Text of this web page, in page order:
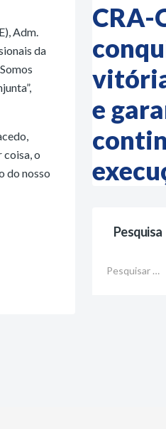
Adm.
da
o
do nosso
CRA-
e
Pesquisa